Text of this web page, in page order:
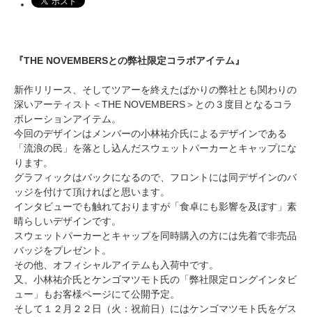
『THE NOVEMBERSとの弊社限定コラボアイテム』
新作リリース、そしてツアーを終えたばかりの弊社とも関わりの
深いアーティスト＜THE NOVEMBERS＞との３度目となるコラ
ボレーションアイテム。
今回のデザインはメンバーの小林祐介氏によるデザインである
「流浪の民」を落とし込んだスウェットパーカーとキャップにな
ります。
グラフィックはバックになるので、フロントには同デザインのバ
ッジを付けて頂ければと思います。
インタビューでも触れておりますが「食卓にも影響を及ぼす」素
晴らしいデザインです。
スウェットパーカーとキャップを同時購入の方には先着で非売品
バッジをプレゼント。
その他、オフィシャルアイテムも入荷中です。
又、小林祐介氏とケンゴマツモト氏の「弊社限定ロングインタビ
ュー」もお客様ページにて公開予定。
そして１２月２２日（火：祝前日）にはケンゴマツモト氏をゲス